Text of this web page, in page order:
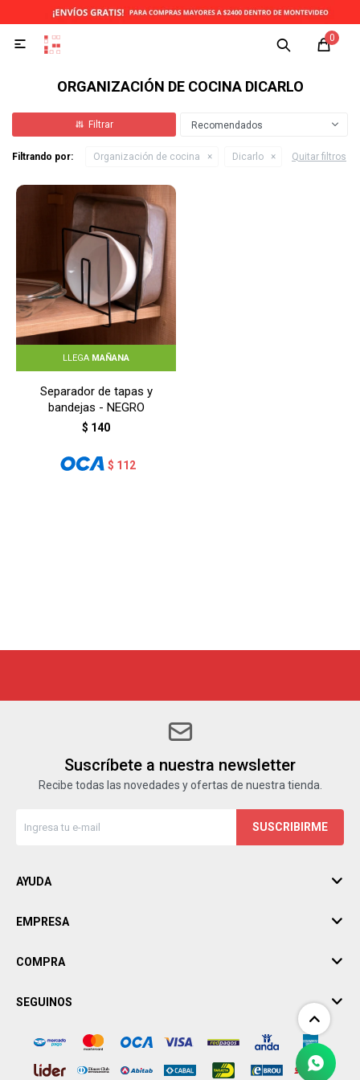
0

ORGANIZACIÓN DE COCINA DICARLO
Recomendados
Filtrando por: Organización de cocina Dicarlo Quitar filtros
LLEGA MAÑANA
Separador de tapas y
bandejas - NEGRO
$ 140
$ 112
Suscríbete a nuestra newsletter
Recibe todas las novedades y ofertas de nuestra tienda.
SUSCRIBIRME
AYUDA
EMPRESA
COMPRA
SEGUINOS